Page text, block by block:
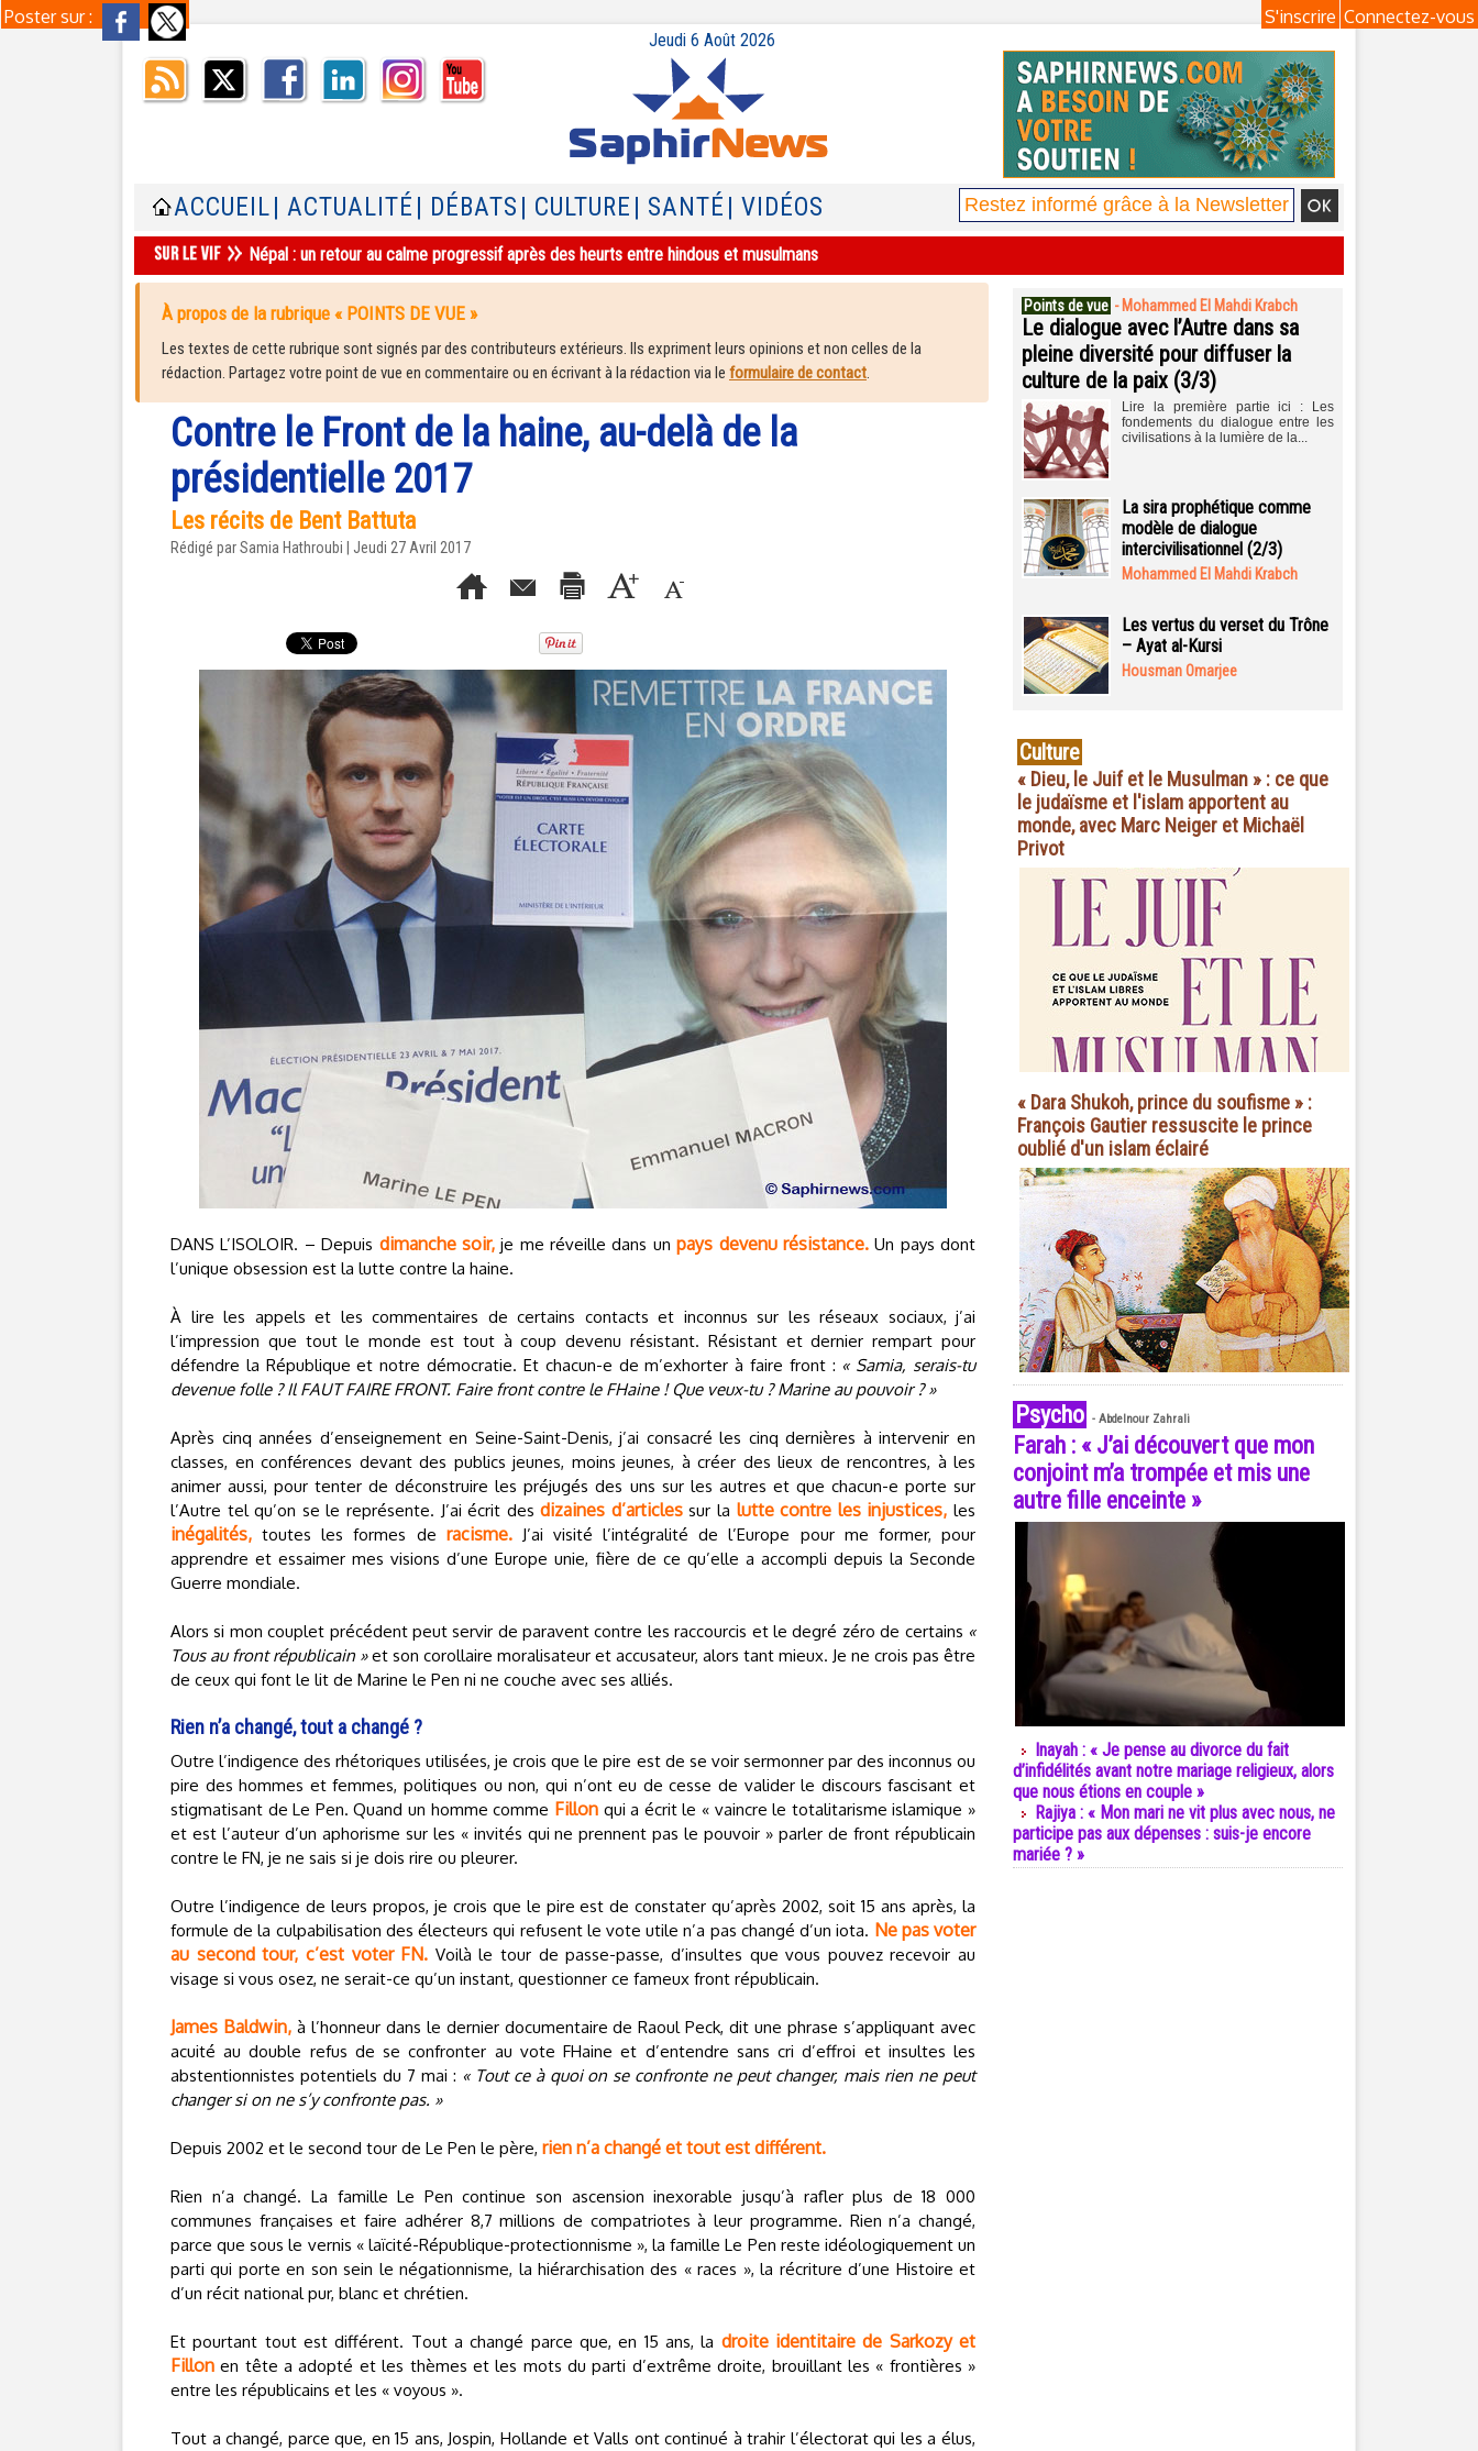
Poster sur : Connectez-vous
S'inscrire
Jeudi 6 Août 2026
ACCUEIL | ACTUALITÉ | DÉBATS | CULTURE | SANTÉ | VIDÉOS
Népal : un retour au calme progressif après des heurts entre hindous et musulmans
À propos de la rubrique « POINTS DE VUE »
Les textes de cette rubrique sont signés par des contributeurs extérieurs. Ils expriment leurs opinions et non celles de la
rédaction. Partagez votre point de vue en commentaire ou en écrivant à la rédaction via le formulaire de contact.
Contre le Front de la haine, au-delà de la
présidentielle 2017
Les récits de Bent Battuta
Rédigé parSamia Hathroubi | Jeudi 27 Avril 2017
DANS L’ISOLOIR. – Depuis dimanche soir,je me réveille dans unpays devenu résistance.Un pays dont
l’unique obsession est la lutte contre la haine.
À lire les appels et les commentaires de certains contacts et inconnus sur les réseaux sociaux, j’ai
l’impression que tout le monde est tout à coup devenu résistant. Résistant et dernier rempart pour
défendre la République et notre démocratie. Et chacun-e de m’exhorter à faire front : « Samia, serais-tu
devenue folle ? Il FAUT FAIRE FRONT. Faire front contre le FHaine ! Que veux-tu ? Marine au pouvoir ? »
Après cinq années d’enseignement en Seine-Saint-Denis, j’ai consacré les cinq dernières à intervenir en
classes, en conférences devant des publics jeunes, moins jeunes, à créer des lieux de rencontres, à les
animer aussi, pour tenter de déconstruire les préjugés des uns sur les autres et que chacun-e porte sur
l’Autre tel qu’on se le représente. J’ai écrit desdizaines d’articlessur la lutte contre les injustices, les
inégalités, toutes les formes de racisme.J’ai visité l’intégralité de l’Europe pour me former, pour
apprendre et essaimer mes visions d’une Europe unie, fière de ce qu’elle a accompli depuis la Seconde
Guerre mondiale.
Alors si mon couplet précédent peut servir de paravent contre les raccourcis et le degré zéro de certains «
Tous au front républicain »et son corollaire moralisateur et accusateur, alors tant mieux. Je ne crois pas être
de ceux qui font le lit de Marine le Pen ni ne couche avec ses alliés.
Rien n’a changé, tout a changé ?
Outre l’indigence des rhétoriques utilisées, je crois que le pire est de se voir sermonner par des inconnus ou
pire des hommes et femmes, politiques ou non, qui n’ont eu de cesse de valider le discours fascisant et
stigmatisant de Le Pen. Quand un homme comme Fillonqui a écrit le « vaincre le totalitarisme islamique »
et est l’auteur d’un aphorisme sur les « invités qui ne prennent pas le pouvoir » parler de front républicain
contre le FN, je ne sais si je dois rire ou pleurer.
Outre l’indigence de leurs propos, je crois que le pire est de constater qu’après 2002, soit 15 ans après, la
formule de la culpabilisation des électeurs qui refusent le vote utile n’a pas changé d’un iota. Ne pas voter
au second tour, c’est voter FN. Voilà le tour de passe-passe, d’insultes que vous pouvez recevoir au
visage si vous osez, ne serait-ce qu’un instant, questionner ce fameux front républicain.
James Baldwin,à l’honneur dans le dernier documentaire de Raoul Peck, dit une phrase s’appliquant avec
acuité au double refus de se confronter au vote FHaine et d’entendre sans cri d’effroi et insultes les
abstentionnistes potentiels du 7 mai : « Tout ce à quoi on se confronte ne peut changer, mais rien ne peut
changer si on ne s’y confronte pas. »
Depuis 2002 et le second tour de Le Pen le père, rien n’a changé et tout est différent.
Rien n’a changé. La famille Le Pen continue son ascension inexorable jusqu’à rafler plus de 18 000
communes françaises et faire adhérer 8,7 millions de compatriotes à leur programme. Rien n’a changé,
parce que sous le vernis « laïcité-République-protectionnisme », la famille Le Pen reste idéologiquement un
parti qui porte en son sein le négationnisme, la hiérarchisation des « races », la récriture d’une Histoire et
d’un récit national pur, blanc et chrétien.
Et pourtant tout est différent. Tout a changé parce que, en 15 ans, la droite identitaire de Sarkozy et
Fillon en tête a adopté et les thèmes et les mots du parti d’extrême droite, brouillant les « frontières »
entre les républicains et les « voyous ».
Tout a changé, parce que, en 15 ans, Jospin, Hollande et Valls ont continué à trahir l’électorat qui les a élus,
Points de vue - Mohammed El Mahdi Krabch
Le dialogue avec l’Autre dans sa
pleine diversité pour diffuser la
culture de la paix (3/3)
Lire la première partie ici : Les
fondements du dialogue entre les
civilisations à la lumière de la...
La sira prophétique comme
modèle de dialogue
intercivilisationnel (2/3)
Mohammed El Mahdi Krabch
Les vertus du verset du Trône
– Ayat al-Kursi
Housman Omarjee
Culture
« Dieu, le Juif et le Musulman » : ce que
le judaïsme et l'islam apportent au
monde, avec Marc Neiger et Michaël
Privot
« Dara Shukoh, prince du soufisme » :
François Gautier ressuscite le prince
oublié d'un islam éclairé
Psycho - Abdelnour Zahrali
Farah : « J’ai découvert que mon
conjoint m’a trompée et mis une
autre fille enceinte »
Inayah : « Je pense au divorce du fait
d’infidélités avant notre mariage religieux, alors
que nous étions en couple »
Rajiya : « Mon mari ne vit plus avec nous, ne
participe pas aux dépenses : suis-je encore
mariée ? »